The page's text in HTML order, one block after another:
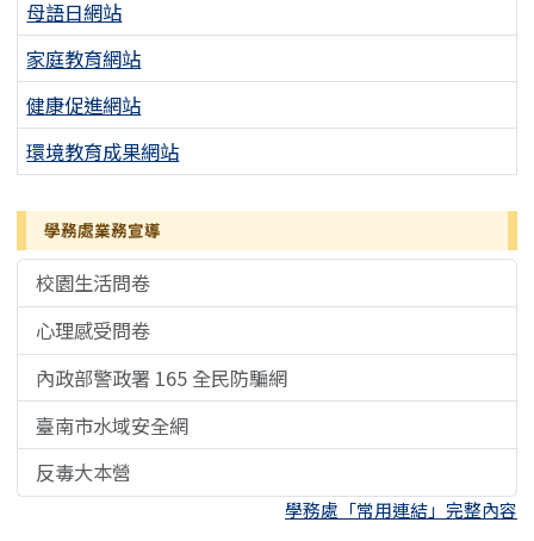
母語日網站
家庭教育網站
健康促進網站
環境教育成果網站
學務處業務宣導
校園生活問卷
心理感受問卷
內政部警政署 165 全民防騙網
臺南市水域安全網
反毒大本營
學務處「常用連結」完整內容